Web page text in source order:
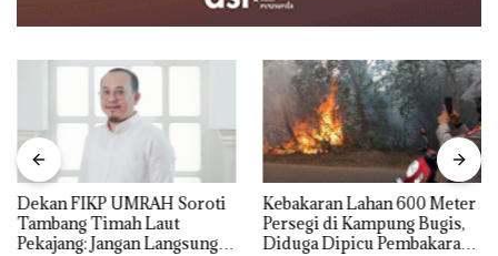
Dekan FIKP UMRAH Soroti
Tambang Timah Laut
Pekajang: Jangan Langsung
Kebakaran Lahan 600 Meter
Persegi di Kampung Bugis,
Diduga Dipicu Pembakaran